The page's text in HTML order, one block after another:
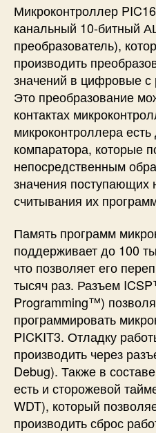
Микроконтроллер
канальный 10-битный
преобразователь),
производить
значений в цифровые
Это преобразование
контактах
микроконтроллера
компаратора, которые
непосредственным
значения поступающих
считывания их
Память программ
поддерживает до 100
что позволяет его
тысяч раз. Разъем
Programming™)
программировать
PICKIT3. Отладку
производить через
Debug). Также в
есть и сторожевой
WDT), который
производить сброс